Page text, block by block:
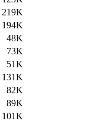
219K
194K
48K
73K
51K
131K
82K
89K
101K